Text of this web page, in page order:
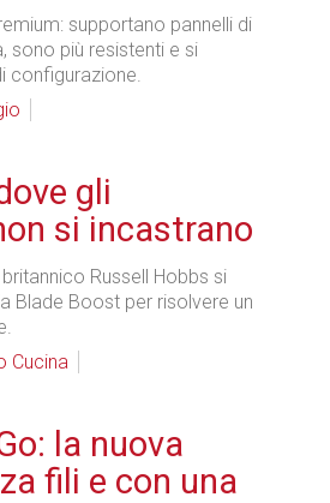
supportano pannelli di
sono più resistenti e si
configurazione.
gli
si incastrano
Russell Hobbs si
Blade Boost per risolvere un
Cucina
la nuova
fili e con una